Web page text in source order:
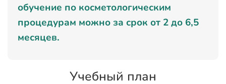
обучение по косметологическим
процедурам можно за срок от 2 до 6,5
месяцев.
Учебный план